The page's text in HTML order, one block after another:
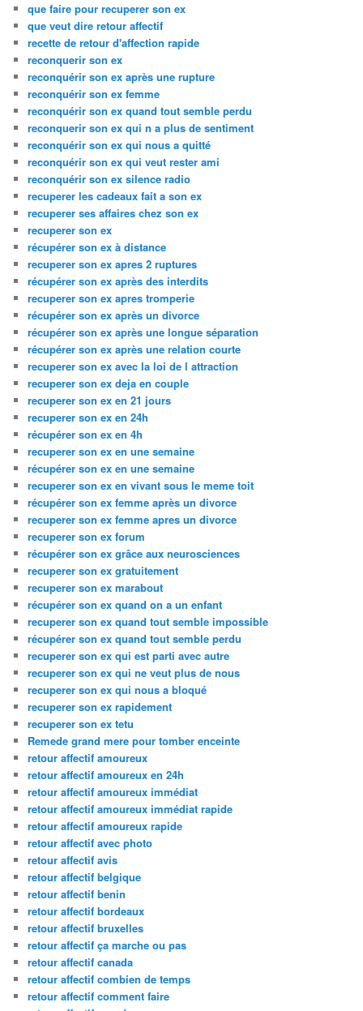
que faire pour recuperer son ex
que veut dire retour affectif
recette de retour d'affection rapide
reconquerir son ex
reconquérir son ex après une rupture
reconquérir son ex femme
reconquérir son ex quand tout semble perdu
reconquerir son ex qui n a plus de sentiment
reconquérir son ex qui nous a quitté
reconquérir son ex qui veut rester ami
reconquérir son ex silence radio
recuperer les cadeaux fait a son ex
recuperer ses affaires chez son ex
recuperer son ex
récupérer son ex à distance
recuperer son ex apres 2 ruptures
récupérer son ex après des interdits
recuperer son ex apres tromperie
récupérer son ex après un divorce
récupérer son ex après une longue séparation
récupérer son ex après une relation courte
recuperer son ex avec la loi de l attraction
recuperer son ex deja en couple
recuperer son ex en 21 jours
recuperer son ex en 24h
récupérer son ex en 4h
recuperer son ex en une semaine
récupérer son ex en une semaine
recuperer son ex en vivant sous le meme toit
récupérer son ex femme après un divorce
recuperer son ex femme apres un divorce
recuperer son ex forum
récupérer son ex grâce aux neurosciences
recuperer son ex gratuitement
recuperer son ex marabout
récupérer son ex quand on a un enfant
recuperer son ex quand tout semble impossible
récupérer son ex quand tout semble perdu
recuperer son ex qui est parti avec autre
recuperer son ex qui ne veut plus de nous
recuperer son ex qui nous a bloqué
recuperer son ex rapidement
recuperer son ex tetu
Remede grand mere pour tomber enceinte
retour affectif amoureux
retour affectif amoureux en 24h
retour affectif amoureux immédiat
retour affectif amoureux immédiat rapide
retour affectif amoureux rapide
retour affectif avec photo
retour affectif avis
retour affectif belgique
retour affectif benin
retour affectif bordeaux
retour affectif bruxelles
retour affectif ça marche ou pas
retour affectif canada
retour affectif combien de temps
retour affectif comment faire